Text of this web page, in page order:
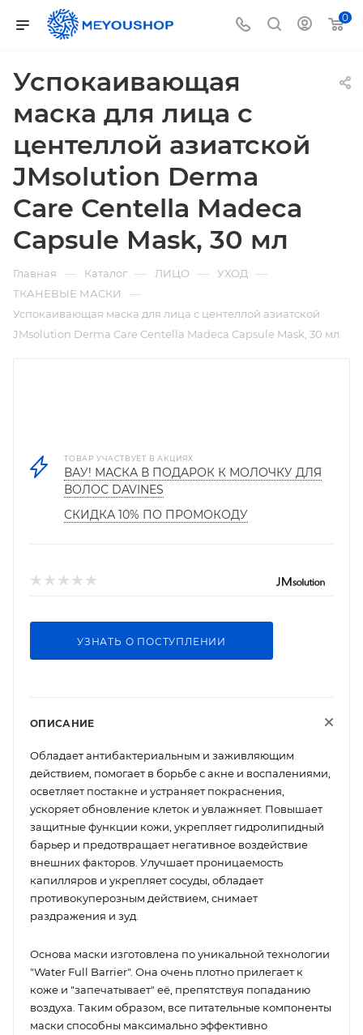
0
Успокаивающая
маска для лица с
центеллой азиатской
JMsolution Derma
Care Centella Madeca
Capsule Mask, 30 мл
Главная — Каталог — ЛИЦО — УХОД —
ТКАНЕВЫЕ МАСКИ —
Успокаивающая маска для лица с центеллой азиатской
JMsolution Derma Care Centella Madeca Capsule Mask, 30 мл
ТОВАР УЧАСТВУЕТ В АКЦИЯХ
ВАУ! МАСКА В ПОДАРОК К МОЛОЧКУ ДЛЯ
ВОЛОС DAVINES
СКИДКА 10% ПО ПРОМОКОДУ
УЗНАТЬ О ПОСТУПЛЕНИИ
ОПИСАНИЕ
Обладает антибактериальным и заживляющим
действием, помогает в борьбе с акне и воспалениями,
осветляет постакне и устраняет покраснения,
ускоряет обновление клеток и увлажняет. Повышает
защитные функции кожи, укрепляет гидролипидный
барьер и предотвращает негативное воздействие
внешних факторов. Улучшает проницаемость
капилляров и укрепляет сосуды, обладает
противокуперозным действием, снимает
раздражения и зуд.
Основа маски изготовлена по уникальной технологии
"Water Full Barrier". Она очень плотно прилегает к
коже и "запечатывает" её, препятствуя попаданию
воздуха. Таким образом, все питательные компоненты
маски способны максимально эффективно